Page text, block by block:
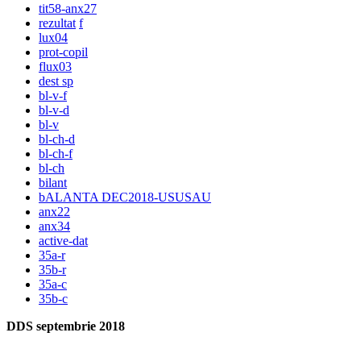
tit58-anx27
rezultat f
lux04
prot-copil
flux03
dest sp
bl-v-f
bl-v-d
bl-v
bl-ch-d
bl-ch-f
bl-ch
bilant
bALANTA DEC2018-USUSAU
anx22
anx34
active-dat
35a-r
35b-r
35a-c
35b-c
DDS septembrie 2018